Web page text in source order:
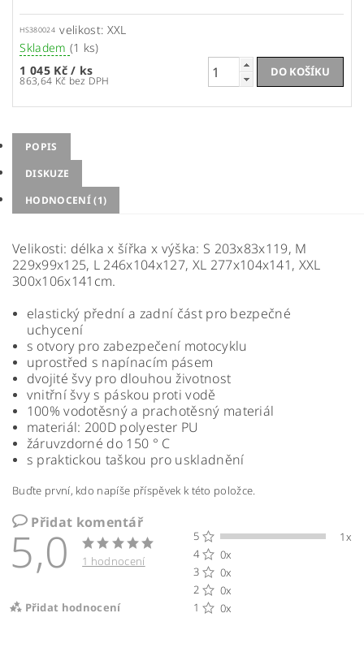
HS380024 velikost: XXL
Skladem (1 ks)
1 045 Kč/ ks
863,64 Kč bez DPH
POPIS
DISKUZE
HODNOCENÍ (1)
Velikosti: délka x šířka x výška: S 203x83x119, M
229x99x125, L 246x104x127, XL 277x104x141, XXL
300x106x141cm.
elastický přední a zadní část pro bezpečné
uchycení
s otvory pro zabezpečení motocyklu
uprostřed s napínacím pásem
dvojité švy pro dlouhou životnost
vnitřní švy s páskou proti vodě
100% vodotěsný a prachotěsný materiál
materiál: 200D polyester PU
žáruvzdorné do 150 ° C
s praktickou taškou pro uskladnění
Buďte první, kdo napíše příspěvek k této položce.
Přidat komentář
5,0 1 hodnocení
Přidat hodnocení
5
1x
4
0x
3
0x
2
0x
1
0x